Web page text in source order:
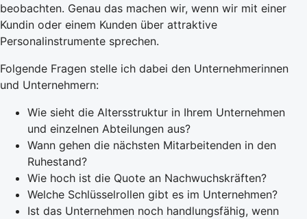
beobachten. Genau das machen wir, wenn wir mit einer
Kundin oder einem Kunden über attraktive
Personalinstrumente sprechen.
Folgende Fragen stelle ich dabei den Unternehmerinnen
und Unternehmern:
Wie sieht die Altersstruktur in Ihrem Unternehmen
und einzelnen Abteilungen aus?
Wann gehen die nächsten Mitarbeitenden in den
Ruhestand?
Wie hoch ist die Quote an Nachwuchskräften?
Welche Schlüsselrollen gibt es im Unternehmen?
Ist das Unternehmen noch handlungsfähig, wenn